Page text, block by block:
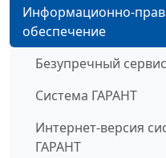
Информационно-
обеспечение
Безупречный сервис
Система ГАРАНТ
Интернет-версия
ГАРАНТ